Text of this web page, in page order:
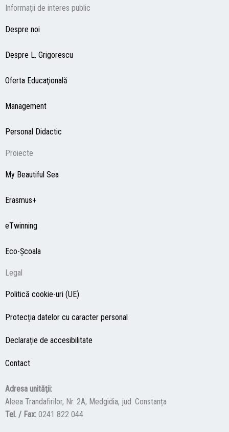
Informații de interes public
Despre noi
Despre L. Grigorescu
Oferta Educaţională
Management
Personal Didactic
Proiecte
My Beautiful Sea
Erasmus+
eTwinning
Eco-Şcoala
Legal
Politică cookie-uri (UE)
Protecția datelor cu caracter personal
Declarație de accesibilitate
Contact
Adresa unităţii:
Aleea Trandafirilor, Nr. 2A, Medgidia, jud. Constanța
Tel. / Fax: 0241 822 044